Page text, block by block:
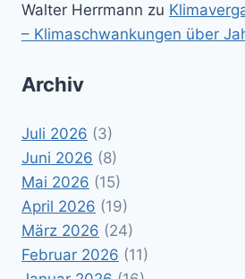
Walter Herrmann zu
– Klimaschwankungen über
Archiv
Juli 2026 (3)
Juni 2026 (8)
Mai 2026 (15)
April 2026 (19)
März 2026 (24)
Februar 2026 (11)